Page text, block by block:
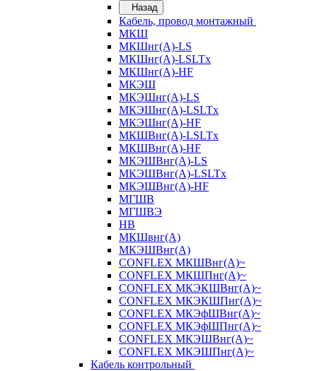
Назад
Кабель, провод монтажный
МКШ
МКШнг(А)-LS
МКШнг(А)-LSLTx
МКШнг(А)-HF
МКЭШ
МКЭШнг(А)-LS
МКЭШнг(А)-LSLTx
МКЭШнг(А)-HF
МКШВнг(A)-LSLTx
МКШВнг(А)-HF
МКЭШВнг(А)-LS
МКЭШВнг(A)-LSLTx
МКЭШВнг(А)-HF
МГШВ
МГШВЭ
НВ
МКШвнг(А)
МКЭШВнг(А)
CONFLEX МКШВнг(А)~
CONFLEX МКШПнг(А)~
CONFLEX МКЭКШВнг(А)~
CONFLEX МКЭКШПнг(А)~
CONFLEX МКЭфШВнг(А)~
CONFLEX МКЭфШПнг(А)~
CONFLEX МКЭШВнг(А)~
CONFLEX МКЭШПнг(А)~
Кабель контрольный